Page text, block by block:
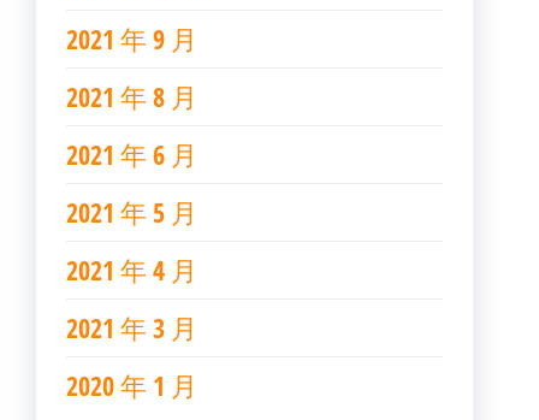
2021 年 9 月
2021 年 8 月
2021 年 6 月
2021 年 5 月
2021 年 4 月
2021 年 3 月
2020 年 1 月